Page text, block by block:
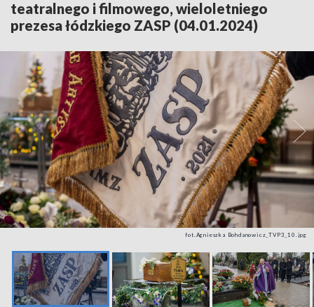
teatralnego i filmowego, wieloletniego
prezesa łódzkiego ZASP (04.01.2024)
fot.Agnieszka Bohdanowicz_TVP3_10.jpg